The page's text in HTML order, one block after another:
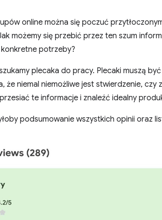
online można się poczuć
możemy się przebić przez ten szum
konkretne potrzeby?
plecaka do pracy. Plecaki muszą
że niemal niemożliwe jest stwierdzenie, czy
te informacje i znaleźć idealny
podsumowanie wszystkich opinii oraz